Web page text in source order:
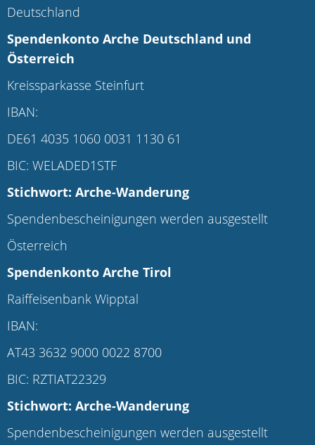
Deutschland
Spendenkonto Arche Deutschland und
Österreich
Kreissparkasse Steinfurt
IBAN:
DE61 4035 1060 0031 1130 61
BIC: WELADED1STF
Stichwort: Arche-Wanderung
Spendenbescheinigungen werden ausgestellt
Österreich
Spendenkonto Arche Tirol
Raiffeisenbank Wipptal
IBAN:
AT43 3632 9000 0022 8700
BIC: RZTIAT22329
Stichwort: Arche-Wanderung
Spendenbescheinigungen werden ausgestellt